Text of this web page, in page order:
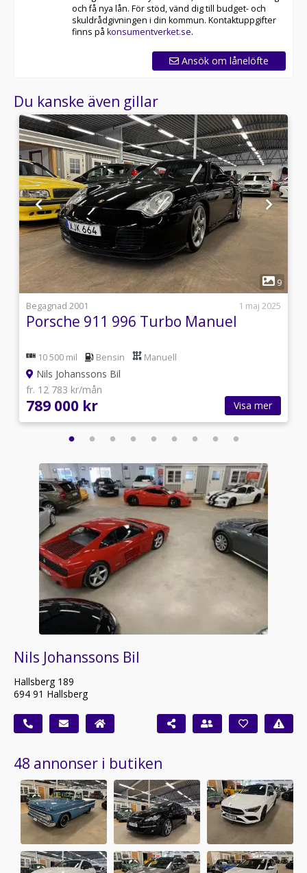
och få nya lån. För stöd, vänd dig till budget- och
skuldrådgivningen i din kommun. Kontaktuppgifter
finns på konsumentverket.se.
Ansök om lånelöfte
Du kanske även gillar
1
9
Begagnad 2001
1 maj 2025
Porsche 911 996 Turbo Manuel
10 500 mil Bensin Manuell
Nils Johanssons Bil
fr. 12 783 kr/mån
789 000 kr Visa mer
Nils Johanssons Bil
Hallsberg 189
694 91 Hallsberg
48 annonser i butiken